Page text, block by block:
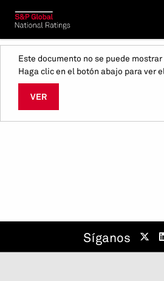
Este documento no se puede mostrar
Haga clic en el botón abajo para ver
VER
Síganos